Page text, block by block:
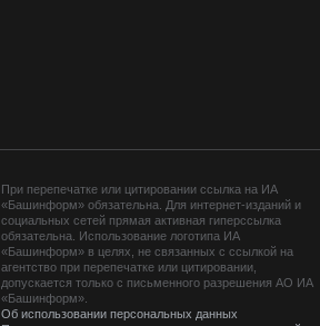
При перепечатке или цитировании ссылка на ИА
«Башинформ» обязательна. Для интернет-изданий и
социальных сетей прямая активная гиперссылка
обязательна. Использование логотипа ИА
«Башинформ» в целях, не связанных с ссылкой на
агентство при перепечатке или цитировании,
допускается только с письменного разрешения АО ИА
«Башинформ».
Об использовании персональных данных